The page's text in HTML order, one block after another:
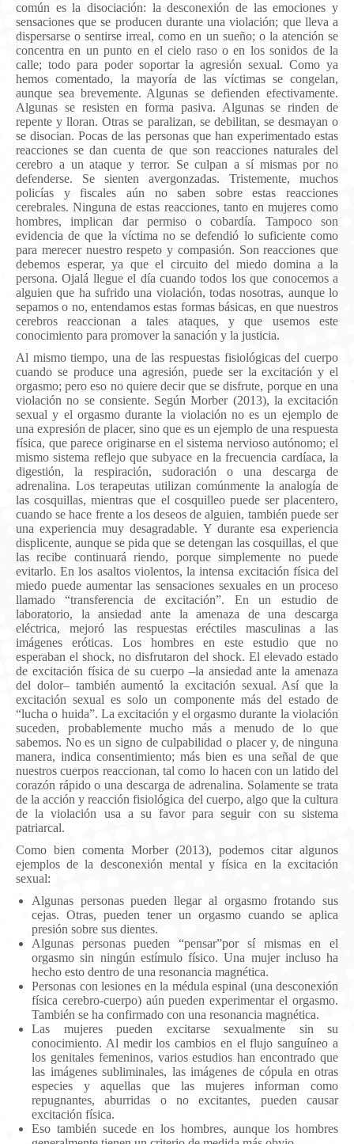
común es la disociación: la desconexión de las emociones y
sensaciones que se producen durante una violación; que lleva a
dispersarse o sentirse irreal, como en un sueño; o la atención se
concentra en un punto en el cielo raso o en los sonidos de la
calle; todo para poder soportar la agresión sexual. Como ya
hemos comentado, la mayoría de las víctimas se congelan,
aunque sea brevemente. Algunas se defienden efectivamente.
Algunas se resisten en forma pasiva. Algunas se rinden de
repente y lloran. Otras se paralizan, se debilitan, se desmayan o
se disocian. Pocas de las personas que han experimentado estas
reacciones se dan cuenta de que son reacciones naturales del
cerebro a un ataque y terror. Se culpan a sí mismas por no
defenderse. Se sienten avergonzadas. Tristemente, muchos
policías y fiscales aún no saben sobre estas reacciones
cerebrales. Ninguna de estas reacciones, tanto en mujeres como
hombres, implican dar permiso o cobardía. Tampoco son
evidencia de que la víctima no se defendió lo suficiente como
para merecer nuestro respeto y compasión. Son reacciones que
debemos esperar, ya que el circuito del miedo domina a la
persona. Ojalá llegue el día cuando todos los que conocemos a
alguien que ha sufrido una violación, todas nosotras, aunque lo
sepamos o no, entendamos estas formas básicas, en que nuestros
cerebros reaccionan a tales ataques, y que usemos este
conocimiento para promover la sanación y la justicia.
Al mismo tiempo, una de las respuestas fisiológicas del cuerpo
cuando se produce una agresión, puede ser la excitación y el
orgasmo; pero eso no quiere decir que se disfrute, porque en una
violación no se consiente. Según Morber (2013), la excitación
sexual y el orgasmo durante la violación no es un ejemplo de
una expresión de placer, sino que es un ejemplo de una respuesta
física, que parece originarse en el sistema nervioso autónomo; el
mismo sistema reflejo que subyace en la frecuencia cardíaca, la
digestión, la respiración, sudoración o una descarga de
adrenalina. Los terapeutas utilizan comúnmente la analogía de
las cosquillas, mientras que el cosquilleo puede ser placentero,
cuando se hace frente a los deseos de alguien, también puede ser
una experiencia muy desagradable. Y durante esa experiencia
displicente, aunque se pida que se detengan las cosquillas, el que
las recibe continuará riendo, porque simplemente no puede
evitarlo. En los asaltos violentos, la intensa excitación física del
miedo puede aumentar las sensaciones sexuales en un proceso
llamado “transferencia de excitación”. En un estudio de
laboratorio, la ansiedad ante la amenaza de una descarga
eléctrica, mejoró las respuestas eréctiles masculinas a las
imágenes eróticas. Los hombres en este estudio que no
esperaban el shock, no disfrutaron del shock. El elevado estado
de excitación física de su cuerpo –la ansiedad ante la amenaza
del dolor– también aumentó la excitación sexual. Así que la
excitación sexual es solo un componente más del estado de
“lucha o huida”. La excitación y el orgasmo durante la violación
suceden, probablemente mucho más a menudo de lo que
sabemos. No es un signo de culpabilidad o placer y, de ninguna
manera, indica consentimiento; más bien es una señal de que
nuestros cuerpos reaccionan, tal como lo hacen con un latido del
corazón rápido o una descarga de adrenalina. Solamente se trata
de la acción y reacción fisiológica del cuerpo, algo que la cultura
de la violación usa a su favor para seguir con su sistema
patriarcal.
Como bien comenta Morber (2013), podemos citar algunos
ejemplos de la desconexión mental y física en la excitación
sexual:
Algunas personas pueden llegar al orgasmo frotando sus
cejas. Otras, pueden tener un orgasmo cuando se aplica
presión sobre sus dientes.
Algunas personas pueden “pensar”por sí mismas en el
orgasmo sin ningún estímulo físico. Una mujer incluso ha
hecho esto dentro de una resonancia magnética.
Personas con lesiones en la médula espinal (una desconexión
física cerebro-cuerpo) aún pueden experimentar el orgasmo.
También se ha confirmado con una resonancia magnética.
Las mujeres pueden excitarse sexualmente sin su
conocimiento. Al medir los cambios en el flujo sanguíneo a
los genitales femeninos, varios estudios han encontrado que
las imágenes subliminales, las imágenes de cópula en otras
especies y aquellas que las mujeres informan como
repugnantes, aburridas o no excitantes, pueden causar
excitación física.
Eso también sucede en los hombres, aunque los hombres